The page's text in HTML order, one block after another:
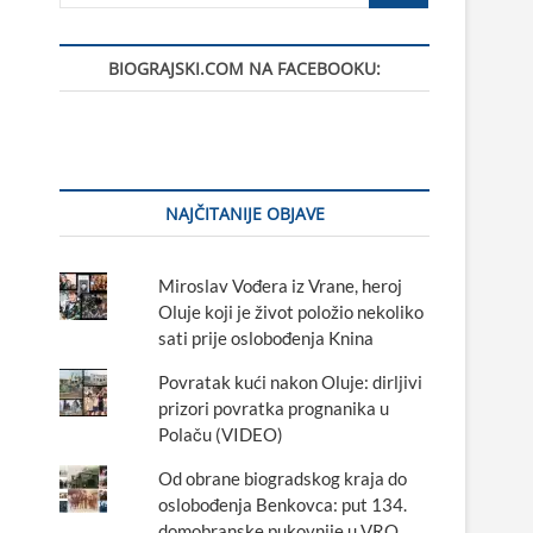
BIOGRAJSKI.COM NA FACEBOOKU:
NAJČITANIJE OBJAVE
Miroslav Vođera iz Vrane, heroj
Oluje koji je život položio nekoliko
sati prije oslobođenja Knina
Povratak kući nakon Oluje: dirljivi
prizori povratka prognanika u
Polaču (VIDEO)
Od obrane biogradskog kraja do
oslobođenja Benkovca: put 134.